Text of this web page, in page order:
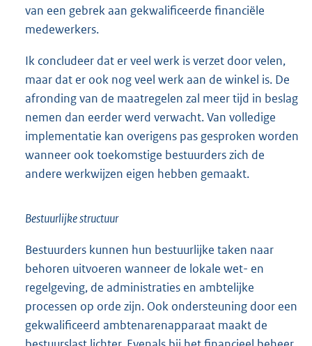
van een gebrek aan gekwalificeerde financiële
medewerkers.
Ik concludeer dat er veel werk is verzet door velen,
maar dat er ook nog veel werk aan de winkel is. De
afronding van de maatregelen zal meer tijd in beslag
nemen dan eerder werd verwacht. Van volledige
implementatie kan overigens pas gesproken worden
wanneer ook toekomstige bestuurders zich de
andere werkwijzen eigen hebben gemaakt.
Bestuurlijke structuur
Bestuurders kunnen hun bestuurlijke taken naar
behoren uitvoeren wanneer de lokale wet- en
regelgeving, de administraties en ambtelijke
processen op orde zijn. Ook ondersteuning door een
gekwalificeerd ambtenarenapparaat maakt de